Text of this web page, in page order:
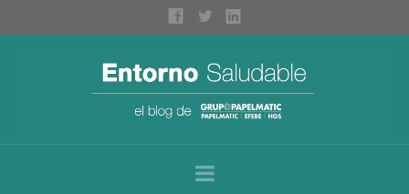
Navigation